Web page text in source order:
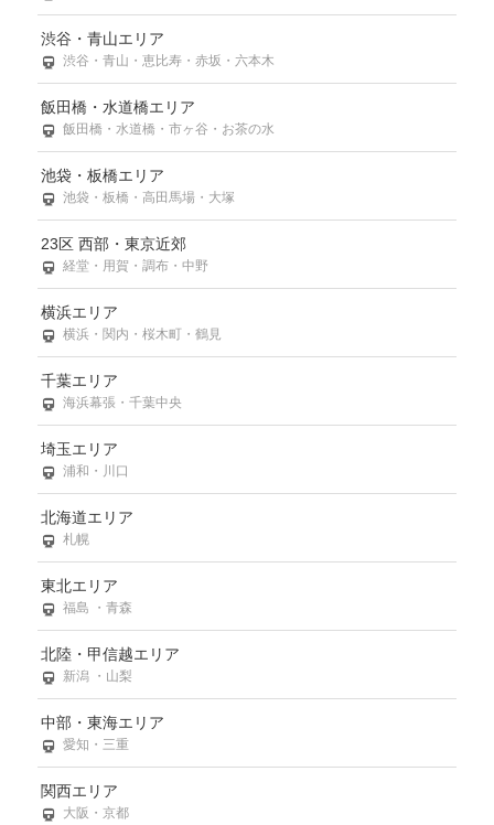
渋谷・青山エリア
渋谷・青山・恵比寿・赤坂・六本木
飯田橋・水道橋エリア
飯田橋・水道橋・市ヶ谷・お茶の水
池袋・板橋エリア
池袋・板橋・高田馬場・大塚
23区 西部・東京近郊
経堂・用賀・調布・中野
横浜エリア
横浜・関内・桜木町・鶴見
千葉エリア
海浜幕張・千葉中央
埼玉エリア
浦和・川口
北海道エリア
札幌
東北エリア
福島 ・青森
北陸・甲信越エリア
新潟 ・山梨
中部・東海エリア
愛知・三重
関西エリア
大阪・京都